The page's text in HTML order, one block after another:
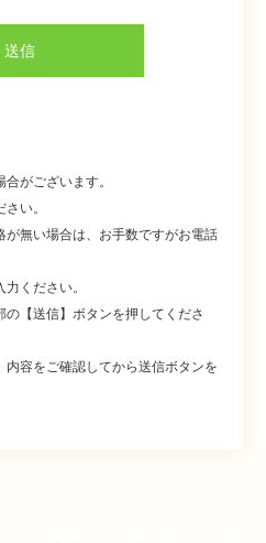
がございます。
い。
無い場合は、お手数ですがお電話
ください。
【送信】ボタンを押してくださ
容をご確認してから送信ボタンを